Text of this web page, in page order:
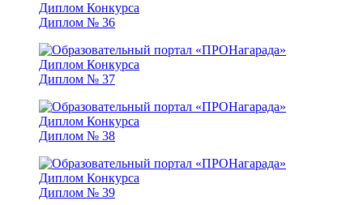
Диплом № 36
Диплом № 37
Диплом № 38
Диплом № 39